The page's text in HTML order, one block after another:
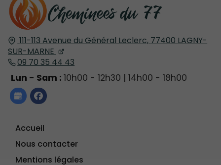
111-113 Avenue du Général Leclerc, 77400 LAGNY-
SUR-MARNE
09 70 35 44 43
Lun - Sam : 10h00 - 12h30 | 14h00 - 18h00
Accueil
Nous contacter
Mentions légales